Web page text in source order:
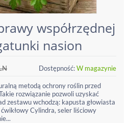
współrzędnej
nasion
Dostępność:W magazynie
metodą ochrony roślin przed
rozwiązanie pozwoli uzyskać
zestawu wchodzą: kapusta głowiasta
Cylindra, seler liściowy